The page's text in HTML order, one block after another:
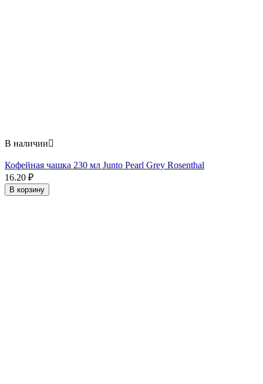
В наличии
Кофейная чашка 230 мл Junto Pearl Grey Rosenthal
16.20 ₽
В корзину